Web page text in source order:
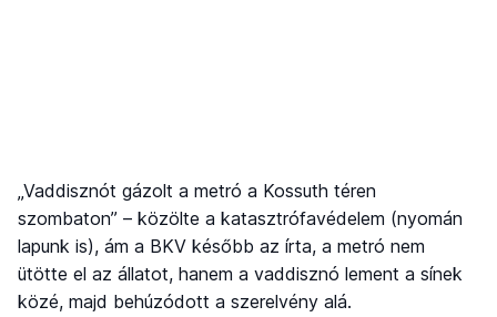
„Vaddisznót gázolt a metró a Kossuth téren
szombaton” – közölte a katasztrófavédelem (nyomán
lapunk is), ám a BKV később az írta, a metró nem
ütötte el az állatot, hanem a vaddisznó lement a sínek
közé, majd behúzódott a szerelvény alá.